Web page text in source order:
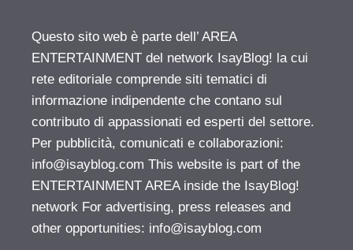
Questo sito web è parte dell’ AREA
ENTERTAINMENT del network IsayBlog! la cui
rete editoriale comprende siti tematici di
informazione indipendente che contano sul
contributo di appassionati ed esperti del settore.
Per pubblicità, comunicati e collaborazioni:
info@isayblog.com This website is part of the
ENTERTAINMENT AREA inside the IsayBlog!
network For advertising, press releases and
other opportunities: info@isayblog.com